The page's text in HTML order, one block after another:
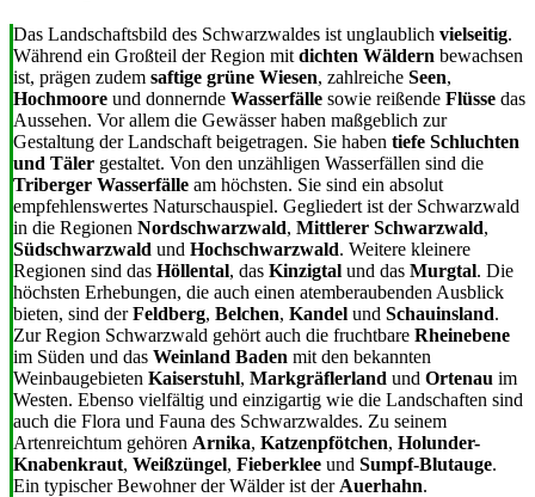
Das Landschaftsbild des Schwarzwaldes ist unglaublich vielseitig.
Während ein Großteil der Region mit dichten Wäldern bewachsen
ist, prägen zudem saftige grüne Wiesen, zahlreiche Seen,
Hochmoore und donnernde Wasserfälle sowie reißende Flüsse das
Aussehen. Vor allem die Gewässer haben maßgeblich zur
Gestaltung der Landschaft beigetragen. Sie haben tiefe Schluchten
und Täler gestaltet. Von den unzähligen Wasserfällen sind die
Triberger Wasserfälle am höchsten. Sie sind ein absolut
empfehlenswertes Naturschauspiel. Gegliedert ist der Schwarzwald
in die Regionen Nordschwarzwald, Mittlerer Schwarzwald,
Südschwarzwald und Hochschwarzwald. Weitere kleinere
Regionen sind das Höllental, das Kinzigtal und das Murgtal. Die
höchsten Erhebungen, die auch einen atemberaubenden Ausblick
bieten, sind derFeldberg, Belchen, Kandel und Schauinsland.
Zur Region Schwarzwald gehört auch die fruchtbare Rheinebene
im Süden und das Weinland Baden mit den bekannten
Weinbaugebieten Kaiserstuhl, Markgräflerland und Ortenau im
Westen. Ebenso vielfältig und einzigartig wie die Landschaften sind
auch die Flora und Fauna des Schwarzwaldes. Zu seinem
Artenreichtum gehören Arnika, Katzenpfötchen, Holunder-
Knabenkraut, Weißzüngel, Fieberklee und Sumpf-Blutauge.
Ein typischer Bewohner der Wälder ist der Auerhahn.